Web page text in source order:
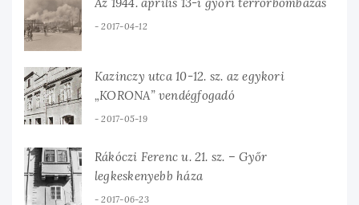
Az 1944. április 13-i győri terrorbombázás
2017-04-12
Kazinczy utca 10-12. sz. az egykori
„KORONA” vendégfogadó
2017-05-19
Rákóczi Ferenc u. 21. sz. – Győr
legkeskenyebb háza
2017-06-23